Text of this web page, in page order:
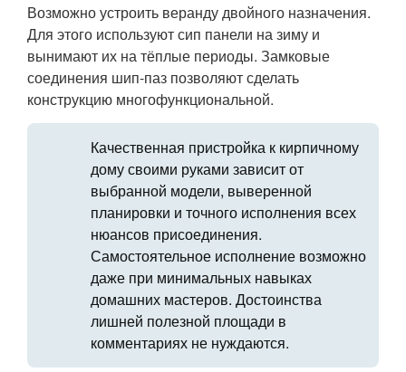
Возможно устроить веранду двойного назначения.
Для этого используют сип панели на зиму и
вынимают их на тёплые периоды. Замковые
соединения шип-паз позволяют сделать
конструкцию многофункциональной.
Качественная пристройка к кирпичному
дому своими руками зависит от
выбранной модели, выверенной
планировки и точного исполнения всех
нюансов присоединения.
Самостоятельное исполнение возможно
даже при минимальных навыках
домашних мастеров. Достоинства
лишней полезной площади в
комментариях не нуждаются.